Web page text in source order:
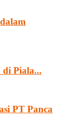
di Piala...
PT Panca